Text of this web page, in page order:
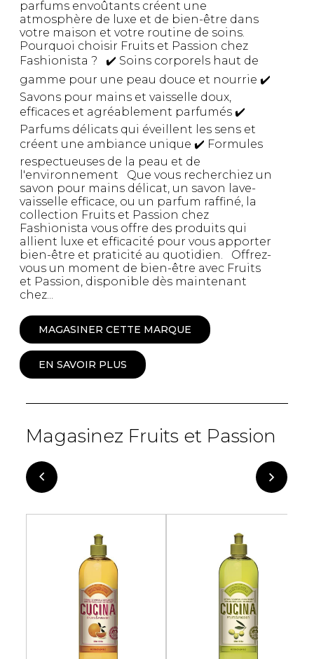
parfums envoûtants créent une
atmosphère de luxe et de bien-être dans
votre maison et votre routine de soins.
Pourquoi choisir Fruits et Passion chez
Fashionista ? ✔️ Soins corporels haut de
gamme pour une peau douce et nourrie ✔️
Savons pour mains et vaisselle doux,
efficaces et agréablement parfumés ✔️
Parfums délicats qui éveillent les sens et
créent une ambiance unique ✔️ Formules
respectueuses de la peau et de
l'environnement Que vous recherchiez un
savon pour mains délicat, un savon lave-
vaisselle efficace, ou un parfum raffiné, la
collection Fruits et Passion chez
Fashionista vous offre des produits qui
allient luxe et efficacité pour vous apporter
bien-être et praticité au quotidien. Offrez-
vous un moment de bien-être avec Fruits
et Passion, disponible dès maintenant
chez...
MAGASINER CETTE MARQUE
EN SAVOIR PLUS
Magasinez Fruits et Passion